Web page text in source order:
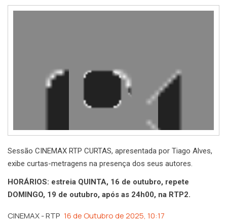
Sessão CINEMAX RTP CURTAS, apresentada por Tiago Alves,
exibe curtas-metragens na presença dos seus autores.
HORÁRIOS: estreia QUINTA, 16 de outubro, repete
DOMINGO, 19 de outubro, após as 24h00, na RTP2.
CINEMAX - RTP 16 de Outubro de 2025, 10:17